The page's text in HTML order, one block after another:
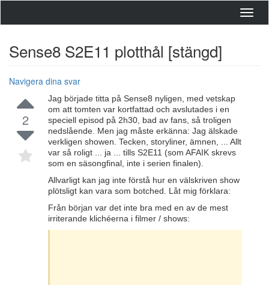
Sense8 S2E11 plotthål [stängd]
Navigera dina svar
2
Jag började titta på Sense8 nyligen, med vetskap
om att tomten var kortfattad och avslutades i en
speciell episod på 2h30, bad av fans, så troligen
nedslående. Men jag måste erkänna: Jag älskade
verkligen showen. Tecken, storyliner, ämnen, ... Allt
var så roligt ... ja ... tills S2E11 (som AFAIK skrevs
som en säsongfinal, inte i serien finalen).
Allvarligt kan jag inte förstå hur en välskriven show
plötsligt kan vara som botched. Låt mig förklara:
Från början var det inte bra med en av de mest
irriterande klichéerna i filmer / shows: